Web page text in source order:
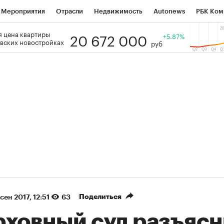
Мероприятия Отрасли Недвижимость Autonews РБК
РБК Образование Тренды
цена квартиры
новостройках
20 672 000 руб
+5.87%
2017, 12:51 63 Поделиться